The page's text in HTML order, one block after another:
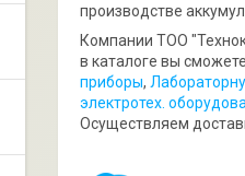
производстве
Компании ТОО
в каталоге вы
приборы,
электротех.
Осуществляем